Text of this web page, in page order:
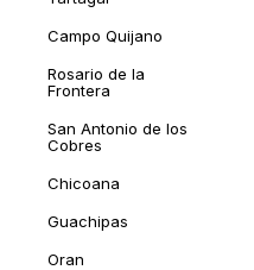
Campo Quijano
Rosario de la
Frontera
San Antonio de los
Cobres
Chicoana
Guachipas
Oran